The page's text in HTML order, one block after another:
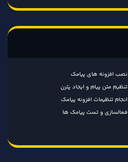
نصب افزونه های پیامک
تنظیم متن پیام و ایجاد پترن
انجام تنظیمات افزونه پیامک
فعالسازی و تست پیامک ها